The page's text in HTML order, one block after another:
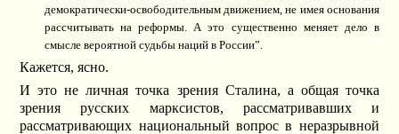
демократически-освободительным движением, не имея основания
рассчитывать на реформы. А это существенно меняет дело в
смысле вероятной судьбы наций в России”.
Кажется, ясно.
И это не личная точка зрения Сталина, а общая точка
зрения русских марксистов, рассматривавших и
рассматривающих национальный вопрос в неразрывной